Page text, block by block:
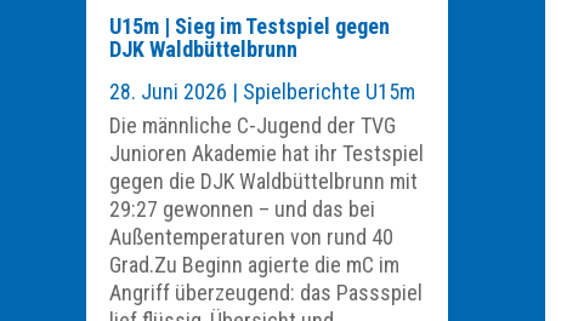
U15m | Sieg im Testspiel gegen
DJK Waldbüttelbrunn
28. Juni 2026 | Spielberichte U15m
Die männliche C-Jugend der TVG
Junioren Akademie hat ihr Testspiel
gegen die DJK Waldbüttelbrunn mit
29:27 gewonnen – und das bei
Außentemperaturen von rund 40
Grad.Zu Beginn agierte die mC im
Angriff überzeugend: das Passspiel